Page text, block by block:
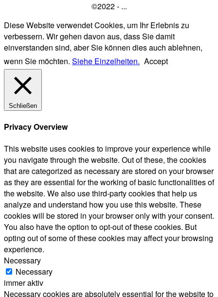
©2022 - ...
Diese Website verwendet Cookies, um Ihr Erlebnis zu
verbessern. Wir gehen davon aus, dass Sie damit
einverstanden sind, aber Sie können dies auch ablehnen,
wenn Sie möchten. Siehe Einzelheiten. Accept
Schließen
Privacy Overview
This website uses cookies to improve your experience while
you navigate through the website. Out of these, the cookies
that are categorized as necessary are stored on your browser
as they are essential for the working of basic functionalities of
the website. We also use third-party cookies that help us
analyze and understand how you use this website. These
cookies will be stored in your browser only with your consent.
You also have the option to opt-out of these cookies. But
opting out of some of these cookies may affect your browsing
experience.
Necessary
Necessary
immer aktiv
Necessary cookies are absolutely essential for the website to